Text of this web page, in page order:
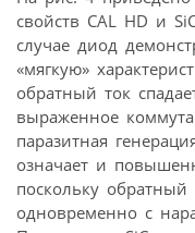
свойств CAL HD и
случае диод
«мягкую»
обратный ток
выраженное
паразитная
означает и
поскольку
одновременно с